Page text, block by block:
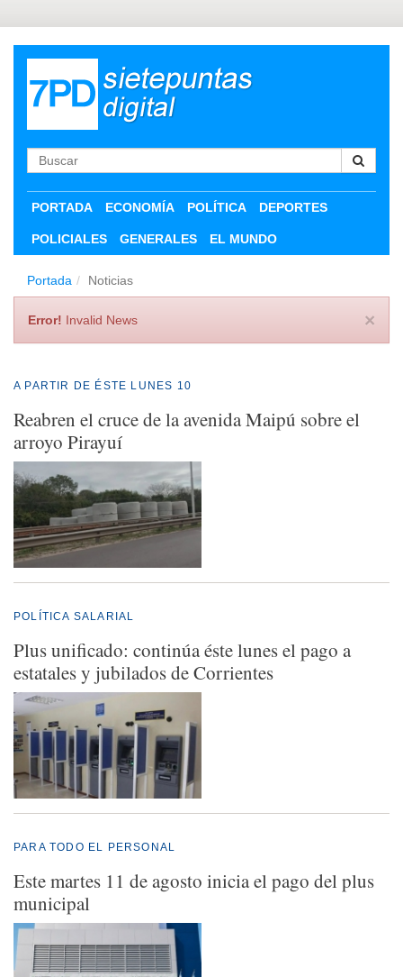
PORTADA ECONOMÍA POLÍTICA DEPORTES
POLICIALES GENERALES EL MUNDO
Portada Noticias
×
Error! Invalid News
A PARTIR DE ÉSTE LUNES 10
Reabren el cruce de la avenida Maipú sobre el
arroyo Pirayuí
POLÍTICA SALARIAL
Plus unificado: continúa éste lunes el pago a
estatales y jubilados de Corrientes
PARA TODO EL PERSONAL
Este martes 11 de agosto inicia el pago del plus
municipal